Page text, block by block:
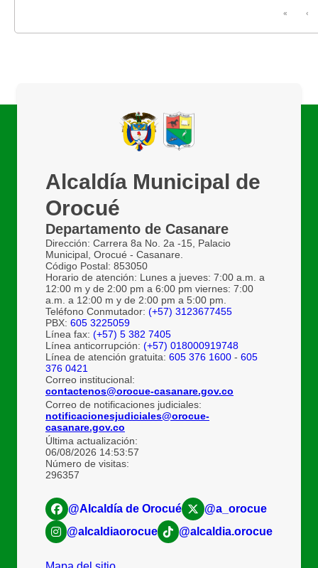
« ‹
Alcaldía Municipal de
Orocué
Departamento de Casanare
Dirección: Carrera 8a No. 2a -15, Palacio
Municipal, Orocué - Casanare.
Código Postal: 853050
Horario de atención: Lunes a jueves: 7:00 a.m. a
12:00 m y de 2:00 pm a 6:00 pm viernes: 7:00
a.m. a 12:00 m y de 2:00 pm a 5:00 pm.
Teléfono Conmutador: (+57) 3123677455
PBX: 605 3225059
Línea fax: (+57) 5 382 7405
Línea anticorrupción: (+57) 018000919748
Línea de atención gratuita: 605 376 1600 - 605
376 0421
Correo institucional:
contactenos@orocue-casanare.gov.co
Correo de notificaciones judiciales:
notificacionesjudiciales@orocue-
casanare.gov.co
Última actualización:
06/08/2026 14:53:57
Número de visitas:
296357
@Alcaldía de Orocué
@a_orocue
@alcaldiaorocue
@alcaldia.orocue